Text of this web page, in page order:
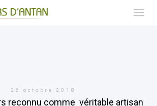
26 octobre 2018
reconnu comme véritable artisan